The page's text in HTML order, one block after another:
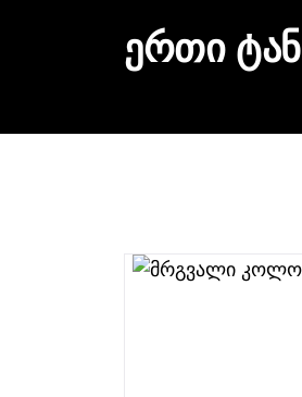
Ერთი Ტან